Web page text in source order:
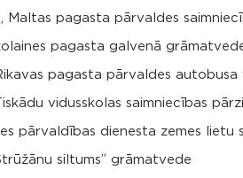
, Maltas pagasta pārvaldes
pagasta galvenā
pagasta pārvaldes autobusa
vidusskolas saimniecības
pārvaldības dienesta zemes lietu
siltums” grāmatvede